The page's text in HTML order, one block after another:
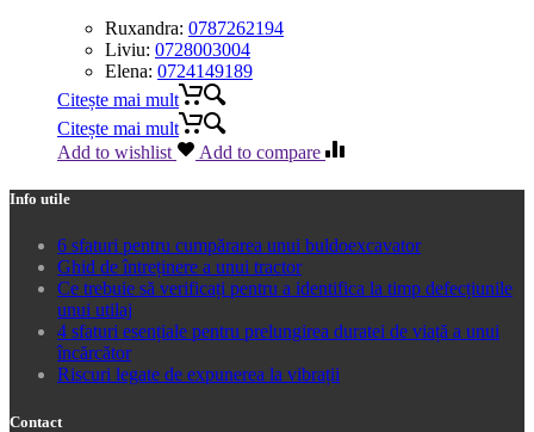
Ruxandra: 0787262194
Liviu: 0728003004
Elena: 0724149189
Citește mai mult
Citește mai mult
Add to wishlist
Add to compare
Info utile
6 sfaturi pentru cumpărarea unui buldoexcavator
Ghid de întreținere a unui tractor
Ce trebuie să verificați pentru a identifica la timp defecțiunile
unui utilaj
4 sfaturi esențiale pentru prelungirea duratei de viață a unui
încărcător
Riscuri legate de expunerea la vibrații
Contact